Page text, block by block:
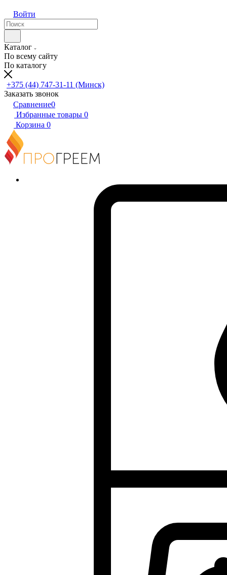
Войти
Каталог
По всему сайту
По каталогу
+375 (44) 747-31-11 (Минск)
Заказать звонок
Сравнение0
Избранные товары 0
Корзина 0